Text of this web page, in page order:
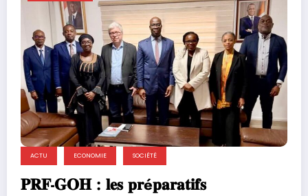
ACTU ECONOMIE SOCIÉTÉ
𝐏𝐑𝐅-𝐆𝐎𝐇 : 𝐥𝐞𝐬 𝐩𝐫é𝐩𝐚𝐫𝐚𝐭𝐢𝐟𝐬